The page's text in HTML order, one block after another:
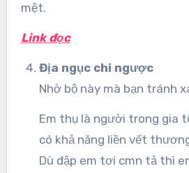
mệt.
Link đọc
Địa ngục chi ngược
Nhờ bộ này mà bạn tránh
Em thụ là người trong gia
có khả năng liền vết
Dù đập em tơi cmn tả thì